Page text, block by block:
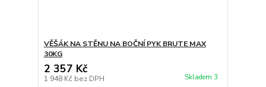
VĚŠÁK NA STĚNU NA BOČNÍ PYK BRUTE MAX
30KG
2 357 Kč
1 948 Kč bez DPH Skladem 3